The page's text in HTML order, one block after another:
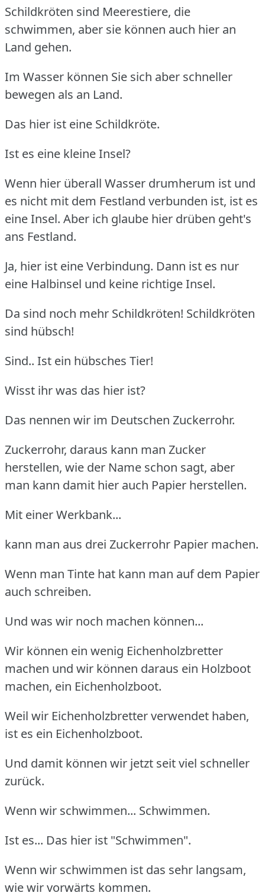
Schildkröten sind Meerestiere, die
schwimmen, aber sie können auch hier an
Land gehen.
Im Wasser können Sie sich aber schneller
bewegen als an Land.
Das hier ist eine Schildkröte.
Ist es eine kleine Insel?
Wenn hier überall Wasser drumherum ist und
es nicht mit dem Festland verbunden ist, ist es
eine Insel. Aber ich glaube hier drüben geht's
ans Festland.
Ja, hier ist eine Verbindung. Dann ist es nur
eine Halbinsel und keine richtige Insel.
Da sind noch mehr Schildkröten! Schildkröten
sind hübsch!
Sind.. Ist ein hübsches Tier!
Wisst ihr was das hier ist?
Das nennen wir im Deutschen Zuckerrohr.
Zuckerrohr, daraus kann man Zucker
herstellen, wie der Name schon sagt, aber
man kann damit hier auch Papier herstellen.
Mit einer Werkbank...
kann man aus drei Zuckerrohr Papier machen.
Wenn man Tinte hat kann man auf dem Papier
auch schreiben.
Und was wir noch machen können...
Wir können ein wenig Eichenholzbretter
machen und wir können daraus ein Holzboot
machen, ein Eichenholzboot.
Weil wir Eichenholzbretter verwendet haben,
ist es ein Eichenholzboot.
Und damit können wir jetzt seit viel schneller
zurück.
Wenn wir schwimmen... Schwimmen.
Ist es... Das hier ist "Schwimmen".
Wenn wir schwimmen ist das sehr langsam,
wie wir vorwärts kommen.